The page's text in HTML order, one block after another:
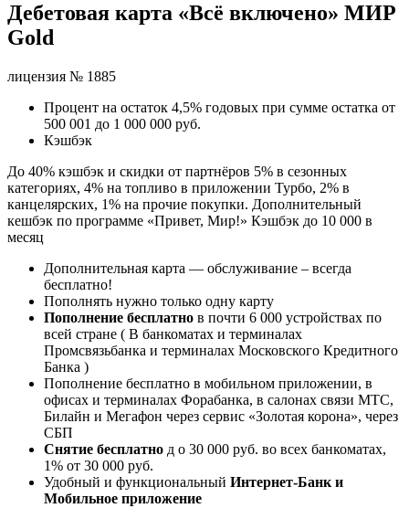
Дебетовая карта «Всё включено» МИР
Gold
лицензия № 1885
Процент на остаток 4,5% годовых при сумме остатка от
500 001 до 1 000 000 руб.
Кэшбэк
До 40% кэшбэк и скидки от партнёров 5% в сезонных
категориях, 4% на топливо в приложении Турбо, 2% в
канцелярских, 1% на прочие покупки. Дополнительный
кешбэк по программе «Привет, Мир!» Кэшбэк до 10 000 в
месяц
Дополнительная карта — обслуживание – всегда
бесплатно!
Пополнять нужно только одну карту
Пополнение бесплатно в почти 6 000 устройствах по
всей стране ( В банкоматах и терминалах
Промсвязьбанка и терминалах Московского Кредитного
Банка )
Пополнение бесплатно в мобильном приложении, в
офисах и терминалах Форабанка, в салонах связи МТС,
Билайн и Мегафон через сервис «Золотая корона», через
СБП
Снятие бесплатно д о 30 000 руб. во всех банкоматах,
1% от 30 000 руб.
Удобный и функциональный Интернет-Банк и
Мобильное приложение